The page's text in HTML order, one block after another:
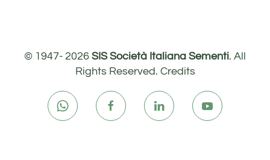
© 1947- 2026 SIS Società Italiana Sementi. All
Rights Reserved. Credits